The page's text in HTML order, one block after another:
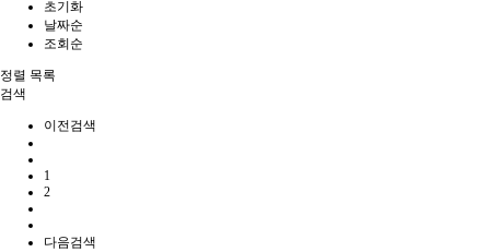
초기화
날짜순
조회순
정렬 목록
검색
이전검색
1
2
다음검색